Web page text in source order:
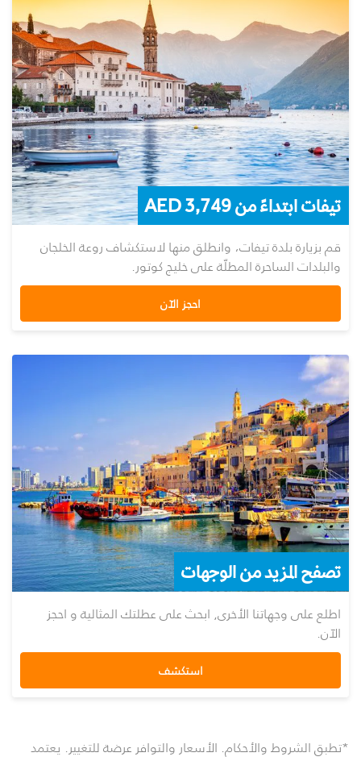
تيفات ابتداءً من AED 3,749
قم بزيارة بلدة تيفات، وانطلق منها لاستكشاف روعة الخلجان
والبلدات الساحرة المطلّة على خليج كوتور.
احجز الآن
تصفح المزيد من الوجهات
اطلع على وجهاتنا الأخرى, ابحث على عطلتك المثالية و احجز
الآن.
استكشف
*تطبق الشروط والأحكام. الأسعار والتوافر عرضة للتغيير. يعتمد